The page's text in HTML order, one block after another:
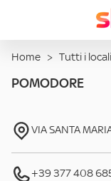
Home > Tutti i locali
POMODORE
VIA SANTA
+39 377 408